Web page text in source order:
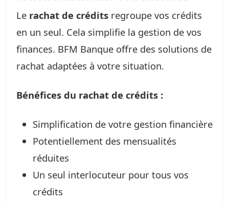
Le rachat de crédits regroupe vos crédits
en un seul. Cela simplifie la gestion de vos
finances. BFM Banque offre des solutions de
rachat adaptées à votre situation.
Bénéfices du rachat de crédits :
Simplification de votre gestion financière
Potentiellement des mensualités
réduites
Un seul interlocuteur pour tous vos
crédits